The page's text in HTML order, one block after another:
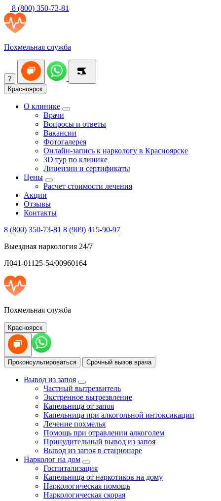
8 (800) 350-73-81
Похмельная служба
?
Красноярск
О клинике
Врачи
Вопросы и ответы
Вакансии
Фотогалерея
Онлайн-запись к наркологу в Красноярске
3D тур по клинике
Лицензии и сертификаты
Цены
Расчет стоимости лечения
Акции
Отзывы
Контакты
8 (800) 350-73-81 8 (909) 415-90-97
Выездная наркология 24/7
Л041-01125-54/00960164
Похмельная служба
Красноярск
Проконсультироваться Срочный вызов врача
Вывод из запоя
Частный вытрезвитель
Экстренное вытрезвление
Капельница от запоя
Капельница при алкогольной интоксикации
Лечение похмелья
Помощь при отравлении алкоголем
Принудительный вывод из запоя
Вывод из запоя в стационаре
Нарколог на дом
Госпитализация
Капельница от наркотиков на дому
Наркологическая помощь
Наркологическая скорая